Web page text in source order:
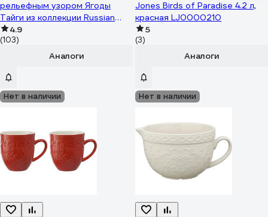
рельефным узором Ягоды
Тайги из коллекции Russian
North Tkano 2,8 л TK22-
TW_BW0009
4.9
(103)
Аналоги
Jones Birds of Paradise 4.2 л,
красная LJ0000210
5
(3)
Аналоги
Нет в наличии Нет в наличии